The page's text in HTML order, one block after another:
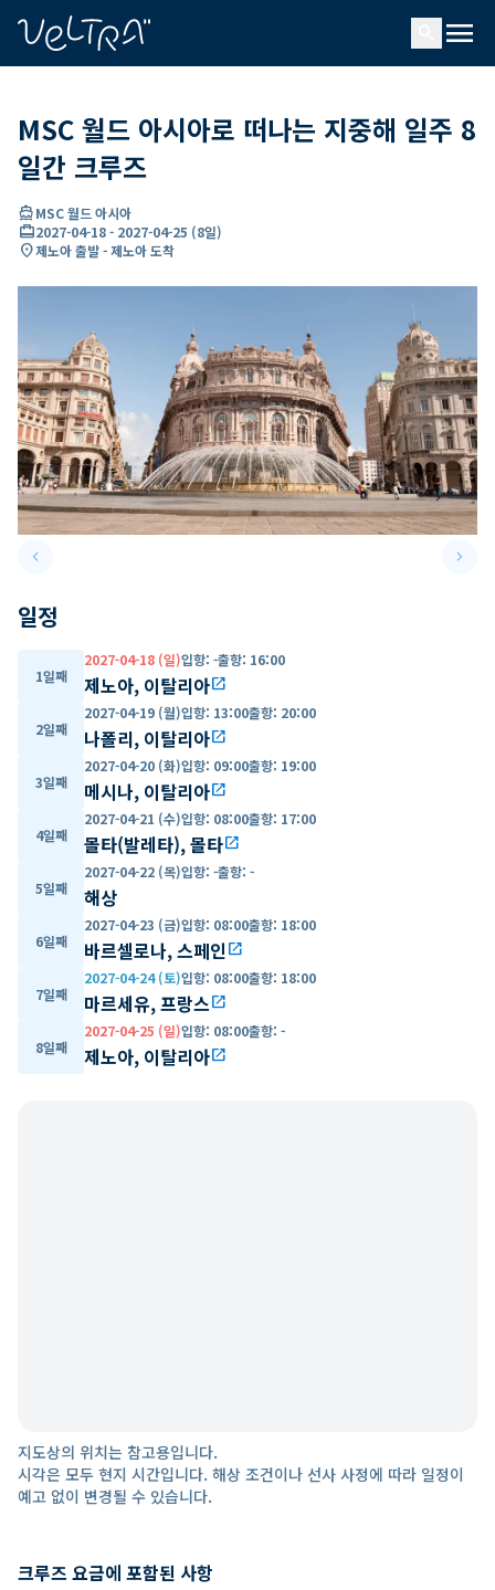
menu
MSC 월드 아시아로 떠나는 지중해 일주 8
일간 크루즈
directions_boatMSC 월드 아시아
card_travel2027-04-18- 2027-04-25 (8일)
location_on제노아 출발 - 제노아 도착
keyboard_arrow_leftPrevious slide keyboard_arrow_right
일정
1일째
2027-04-18 (일)입항: -출항: 16:00
제노아, 이탈리아open_in_new
2일째
2027-04-19 (월)입항: 13:00출항: 20:00
나폴리, 이탈리아open_in_new
3일째
2027-04-20 (화)입항: 09:00출항: 19:00
메시나, 이탈리아open_in_new
4일째
2027-04-21 (수)입항: 08:00출항: 17:00
몰타(발레타), 몰타open_in_new
5일째
2027-04-22 (목)입항: -출항: -
해상
6일째
2027-04-23 (금)입항: 08:00출항: 18:00
바르셀로나, 스페인open_in_new
7일째
2027-04-24 (토)입항: 08:00출항: 18:00
마르세유, 프랑스open_in_new
8일째
2027-04-25 (일)입항: 08:00출항: -
제노아, 이탈리아open_in_new
지도상의 위치는 참고용입니다.
시각은 모두 현지 시간입니다. 해상 조건이나 선사 사정에 따라 일정이
예고 없이 변경될 수 있습니다.
크루즈 요금에 포함된 사항